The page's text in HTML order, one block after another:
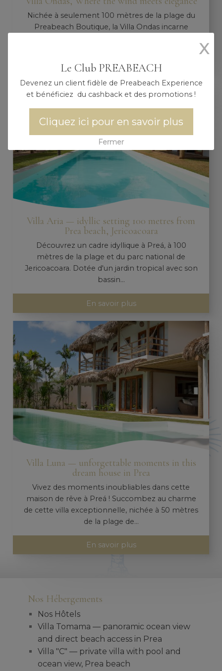
Nichée à seulement 100 mètres de la plage du
Preabeach Boutique, la Villa Ondas incarne
En savoir plus
Villa Aria — idyllic setting 100 metres from
Prea beach, Jericoacoara
Découvrez un cadre idyllique à Preá, à 100
mètres de la plage et du parc national de
Jericoacoara. Dotée d'un jardin tropical avec son
bassin...
En savoir plus
Villa Luna — unforgettable moments in this
dream house in Prea
Vivez des moments inoubliables dans cette
maison de rêve à Preá ! Succombez au charme
de cette villa exceptionnelle, nichée à 50 mètres
de la plage de...
En savoir plus
Nos Hébergements
Nos Hôtels
Villa Tomama — panoramic ocean view
and direct beach access in Prea
Villa "C" — private villa with pool and
ocean view, Prea beach
X
Fermer
Le Club PREABEACH
Devenez un client fidèle de Preabeach Experience
et bénéficiez du cashback et des promotions !
Cliquez ici pour en savoir plus